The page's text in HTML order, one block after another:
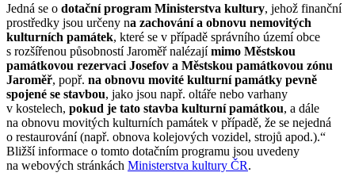
Jedná se o dotační program Ministerstva kultury, jehož finanční
prostředky jsou určeny na zachování a obnovu nemovitých
kulturních památek, které se v případě správního území obce
s rozšířenou působností Jaroměř nalézajímimo Městskou
památkovou rezervaci Josefov a Městskou památkovou zónu
Jaroměř, popř. na obnovu movité kulturní památky pevně
spojené se stavbou, jako jsou např. oltáře nebo varhany
v kostelech, pokud je tato stavba kulturní památkou, a dále
na obnovu movitých kulturních památek v případě, že se nejedná
o restaurování (např. obnova kolejových vozidel, strojů apod.).“
Bližší informace o tomto dotačním programu jsou uvedeny
na webových stránkách Ministerstva kultury ČR.